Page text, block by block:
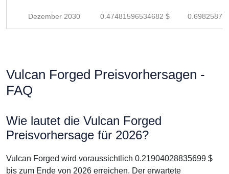
Dezember 2030 0.47481596534682 $
Vulcan Forged Preisvorhersagen -
FAQ
Wie lautet die Vulcan Forged
Preisvorhersage für 2026?
Vulcan Forged wird voraussichtlich 0.21904028835699 $
bis zum Ende von 2026 erreichen. Der erwartete